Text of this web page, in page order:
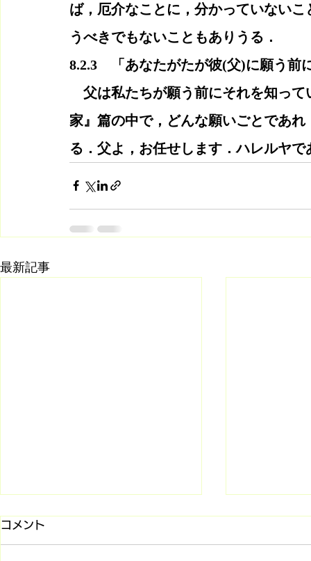
ば，厄介なことに，分かっていない
うべきでもないこともありうる．
8.2.3　「あなたがたが彼(父)に願う前
父は私たちが願う前にそれを知って
家』篇の中で，どんな願いごとであ
る．父よ，お任せします．ハレルヤ
最新記事
コメント